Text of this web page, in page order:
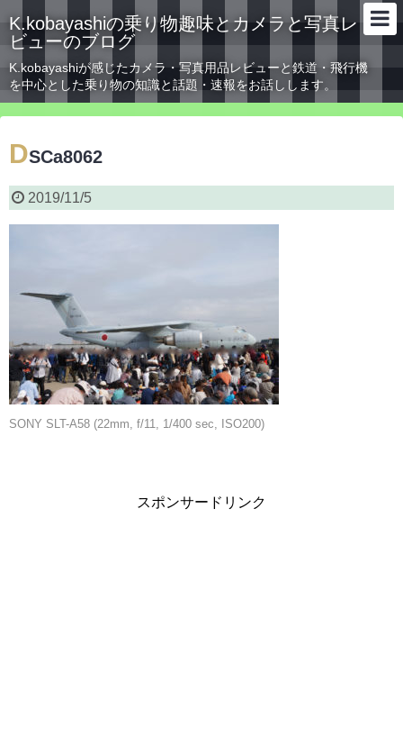
K.kobayashiの乗り物趣味とカメラと写真レ
ビューのブログ
K.kobayashiが感じたカメラ・写真用品レビューと鉄道・飛行機
を中心とした乗り物の知識と話題・速報をお話しします。
DSCa8062
2019/11/5
SONY SLT-A58 (22mm, f/11, 1/400 sec, ISO200)
スポンサードリンク